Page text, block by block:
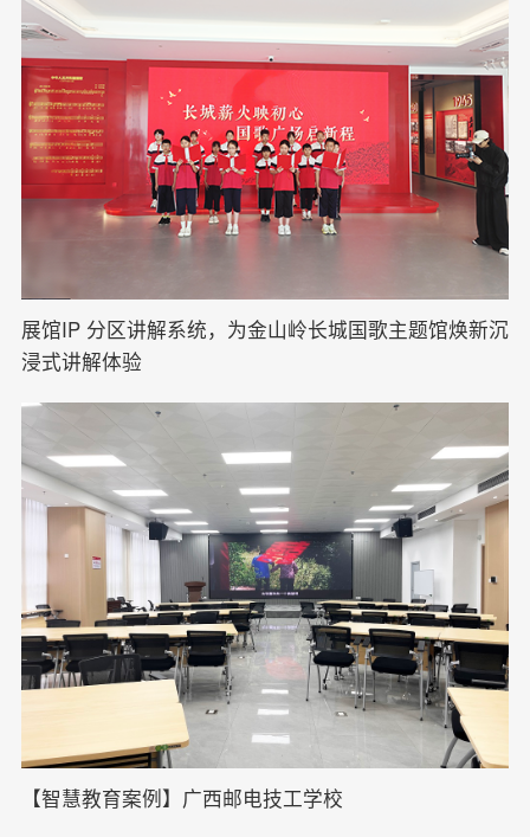
展馆IP 分区讲解系统，为金山岭长城国歌主题馆焕新沉
浸式讲解体验
【智慧教育案例】广西邮电技工学校